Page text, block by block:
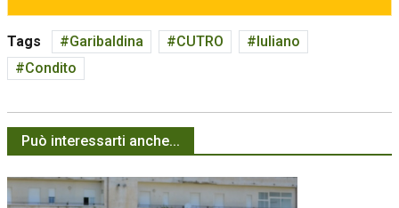
Tags Garibaldina CUTRO
Iuliano
Condito
Può interessarti anche...